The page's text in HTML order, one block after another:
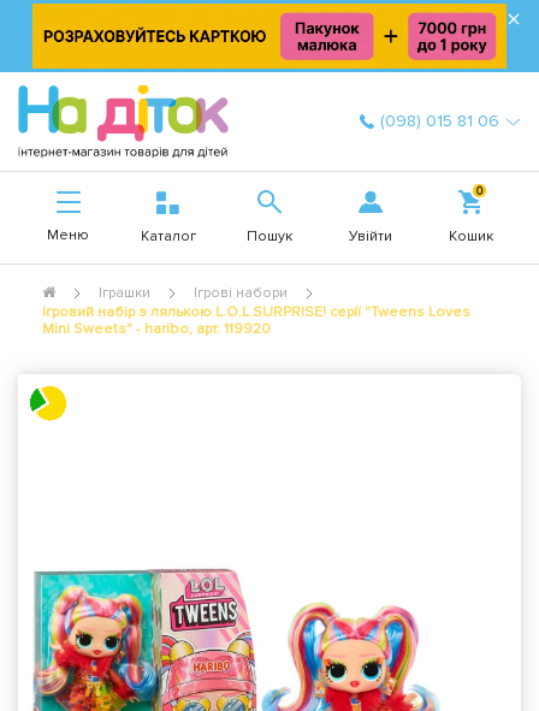
×
(098) 015 81 06
Меню Каталог Пошук Увійти
0
Кошик
Іграшки
Ігрові набори
Ігровий набір з лялькою L.O.L.SURPRISE! серії "Tweens Loves
Mini Sweets" - haribo, арт. 119920